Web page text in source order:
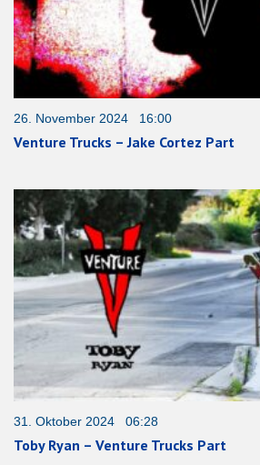
26. November 2024 16:00
Venture Trucks – Jake Cortez Part
31. Oktober 2024 06:28
Toby Ryan – Venture Trucks Part